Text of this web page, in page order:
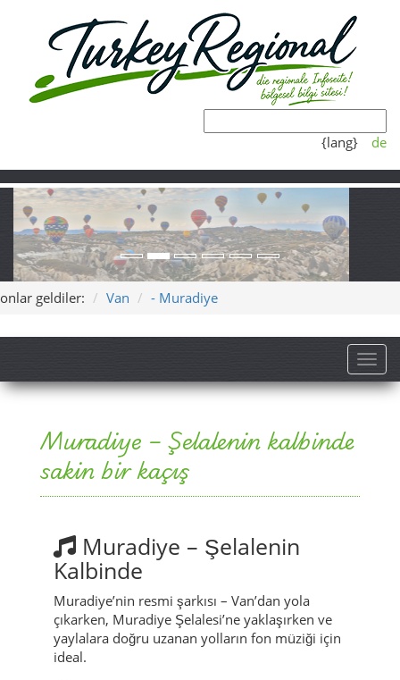
{lang} de
onlar geldiler: Van - Muradiye
Muradiye – Şelalenin kalbinde
sakin bir kaçış
Muradiye – Şelalenin
Kalbinde
yaylalara doğru uzanan yolların fon müziği için
ideal.
Türkçe Versiyon –
„Muradiye – Şelalenin
Kalbinde“ (Sürüm 1)